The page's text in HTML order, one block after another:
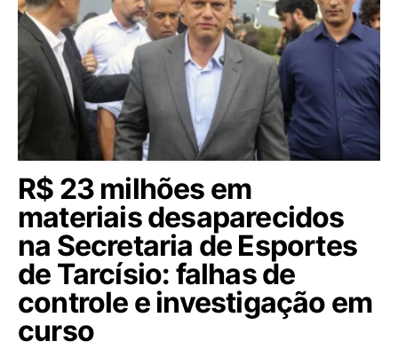
R$ 23 milhões em
materiais desaparecidos
na Secretaria de Esportes
de Tarcísio: falhas de
controle e investigação em
curso